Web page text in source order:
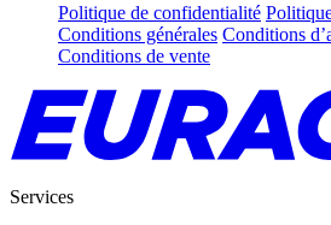
Politique de confidentialité
Conditions générales Conditions
Conditions de vente
Services